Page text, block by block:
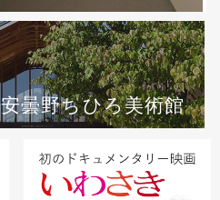
安曇野ちひろ美術館